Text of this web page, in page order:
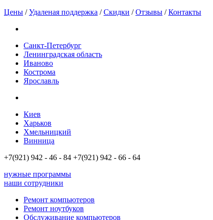
Цены /Удаленая поддержка /Скидки /Отзывы /Контакты
Санкт-Петербург
Ленинградская область
Иваново
Кострома
Ярославль
Киев
Харьков
Хмельницкий
Винница
+7(921) 942 - 46 - 84 +7(921) 942 - 66 - 64
нужные программы
наши сотрудники
Ремонт компьютеров
Ремонт ноутбуков
Обслуживание компьютеров